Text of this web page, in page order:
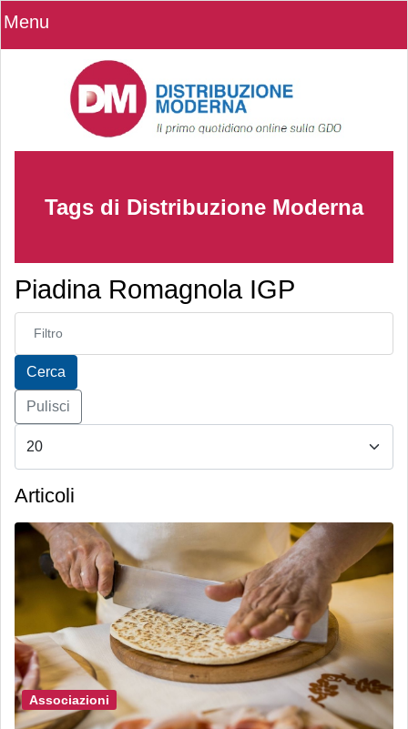
Menu
Tags di Distribuzione Moderna
Piadina Romagnola IGP
Inserisci parte del titolo
Cerca
Pulisci
Articoli
Associazioni